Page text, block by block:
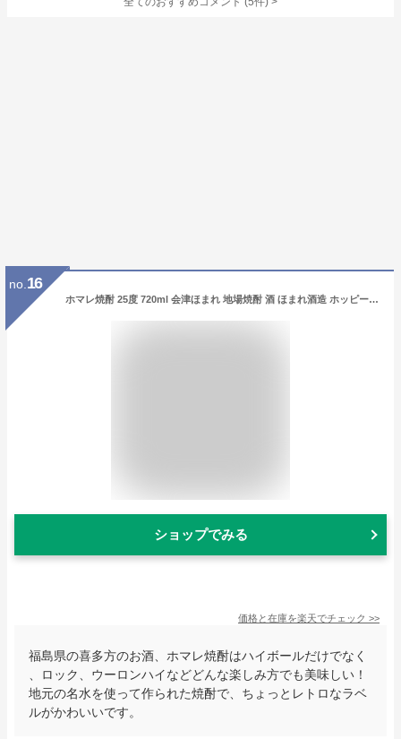
no. 16
ホマレ焼酎 25度 720ml 会津ほまれ 地場焼酎 酒 ほまれ酒造 ホッピー サワー レモンサワー ハイボール 甲類焼酎 蒸留酒 お茶割り ウーロンハイ レモンハイ 梅割り ロック 水割り 純良焼酎 焼酎ハイボール 喜多方 福島 キャンプ BBQ
ショップでみる
価格と在庫を楽天でチェック >>
福島県の喜多方のお酒、ホマレ焼酎はハイボールだけでなく
、ロック、ウーロンハイなどどんな楽しみ方でも美味しい！
地元の名水を使って作られた焼酎で、ちょっとレトロなラベ
ルがかわいいです。